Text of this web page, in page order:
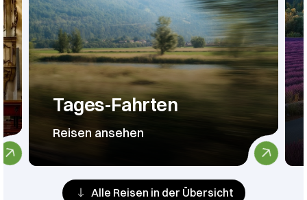
Tages-Fahrten
Reisen ansehen
Alle Reisen in der Übersicht